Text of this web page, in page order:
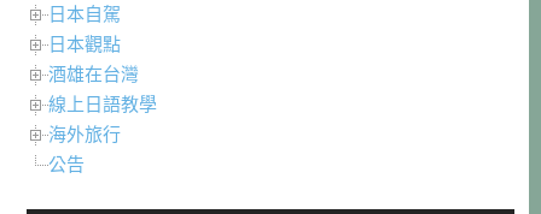
日本自駕
日本觀點
酒雄在台灣
線上日語教學
海外旅行
公告